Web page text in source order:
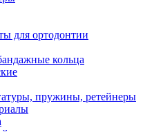
для ортодонтии
кольца
пружины, ретейнеры